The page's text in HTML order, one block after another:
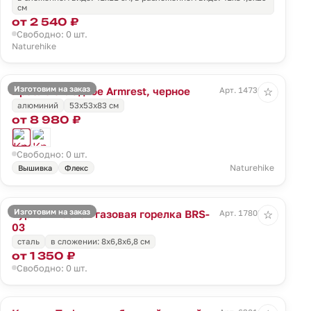
см
от 2 540 ₽
Свободно: 0 шт.
Naturehike
Изготовим на заказ
Кресло складное Armrest, черное
Арт. 14730.30
алюминий
53х53х83 см
от 8 980 ₽
Свободно: 0 шт.
Вышивка Флекс Naturehike
☆
Изготовим на заказ
Туристическая газовая горелка BRS-
03
Арт. 17808.10
сталь в сложении: 8x6,8x6,8 см
от 1 350 ₽
Свободно: 0 шт.
☆